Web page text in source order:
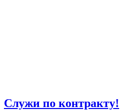
Служи по контракту!